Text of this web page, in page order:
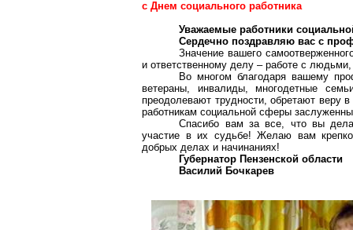
с Днем социального работника
Уважаемые работники
Сердечно поздравляю вас с
Значение вашего
и ответственному делу – работе с
Во многом благодаря вашему
ветераны, инвалиды, многодетные
преодолевают трудности, обретают веру
работникам социальной сферы
Спасибо вам за все, что вы
участие в их судьбе! Желаю вам
добрых делах и начинаниях!
Губернатор Пензенской области
Василий Бочкарев